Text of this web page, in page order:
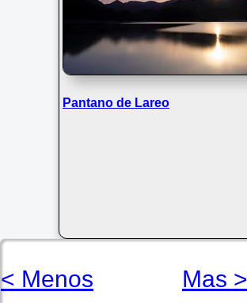
Pantano de Lareo
< Menos Mas >